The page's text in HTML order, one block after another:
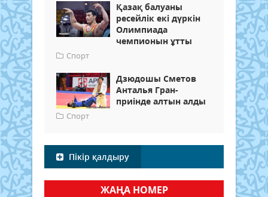
Қазақ балуаны
ресейлік екі дүркін
Олимпиада
чемпионын ұтты
Спорт
Дзюдошы Сметов
Анталья Гран-
приінде алтын алды
Спорт
Пікір қалдыру
ЖАҢА НОМЕР